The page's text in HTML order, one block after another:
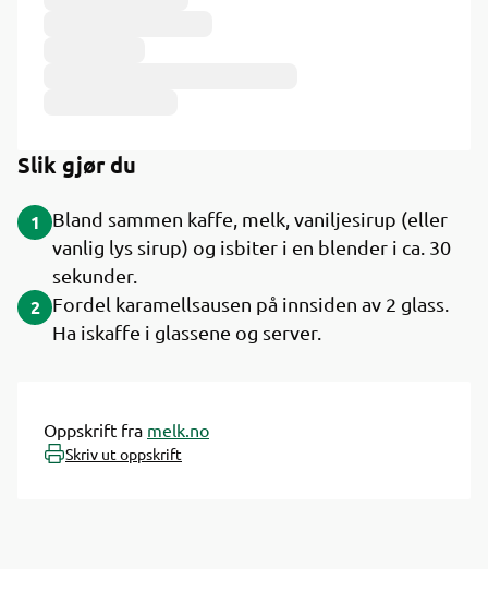
Slik gjør du
1
Bland sammen kaffe, melk, vaniljesirup (eller
vanlig lys sirup) og isbiter i en blender i ca. 30
sekunder.
2 Fordel karamellsausen på innsiden av 2 glass.
Ha iskaffe i glassene og server.
Oppskrift fra melk.no
Skriv ut oppskrift